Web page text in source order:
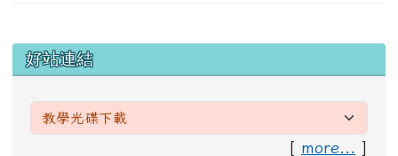
左邊區域內容
好站連結
[ more... ]